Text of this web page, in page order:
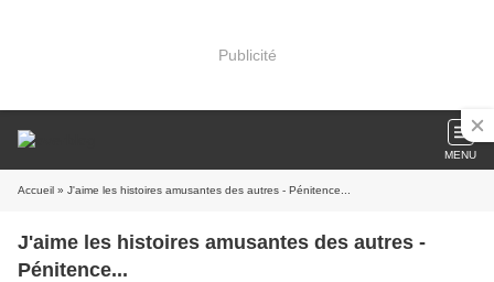
Publicité
MENU
Accueil » J'aime les histoires amusantes des autres - Pénitence...
J'aime les histoires amusantes des autres -
Pénitence...